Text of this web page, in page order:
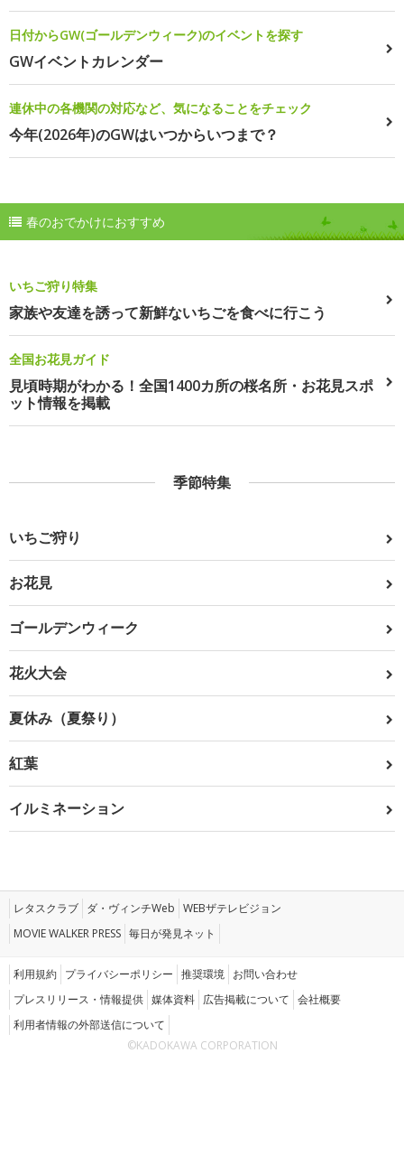
日付からGW(ゴールデンウィーク)のイベントを探す
GWイベントカレンダー
連休中の各機関の対応など、気になることをチェック
今年(2026年)のGWはいつからいつまで？
春のおでかけにおすすめ
いちご狩り特集
家族や友達を誘って新鮮ないちごを食べに行こう
全国お花見ガイド
見頃時期がわかる！全国1400カ所の桜名所・お花見スポ
ット情報を掲載
季節特集
いちご狩り
お花見
ゴールデンウィーク
花火大会
夏休み（夏祭り）
紅葉
イルミネーション
レタスクラブ ダ・ヴィンチWeb WEBザテレビジョン
MOVIE WALKER PRESS 毎日が発見ネット
利用規約 プライバシーポリシー 推奨環境 お問い合わせ
プレスリリース・情報提供 媒体資料 広告掲載について 会社概要
利用者情報の外部送信について
©KADOKAWA CORPORATION